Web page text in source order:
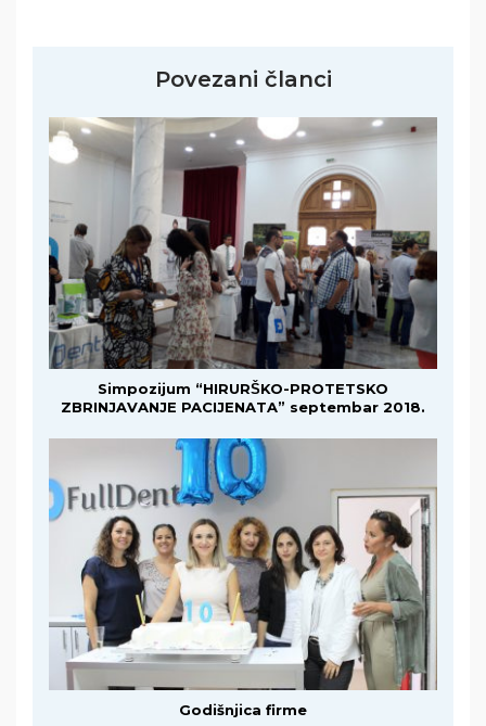
Povezani članci
Simpozijum “HIRURŠKO-PROTETSKO
ZBRINJAVANJE PACIJENATA” septembar 2018.
Godišnjica firme